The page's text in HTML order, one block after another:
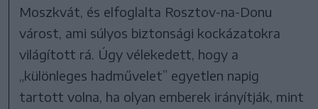
Moszkvát, és elfoglalta Rosztov-na-Donu
várost, ami súlyos biztonsági kockázatokra
világított rá. Úgy vélekedett, hogy a
„különleges hadművelet” egyetlen napig
tartott volna, ha olyan emberek irányítják, mint